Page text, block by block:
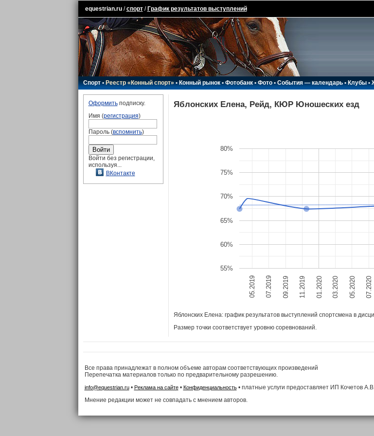
equestrian.ru/спорт/ График результатов выступлений
Спорт•Реестр «Конный спорт»•Конный рынок•Фотобанк •Фото•События — календарь•Клубы •
Оформитьподписку.
Имя (регистрация)
Пароль (вспомнить)
Войти без регистрации,
используя...
ВКонтакте
Яблонских Елена, Рейд, КЮР Юношеских езд
01.2020
05.2019 07.2019 09.2019 11.2019 03.2020 05.2020 07.2020
55%
60%
65%
70%
75%
80%
Яблонских Елена: график результатов выступлений спортсмена в
Размер точки соответствует уровню соревнований.
Все права принадлежат в полном объеме авторам соответствующих произведений
Перепечатка материалов только по предварительному разрешению.
info@equestrian.ru• Реклама на сайте• Конфиденциальность• платные услуги предоставляет ИП Кочетов
Мнение редакции может не совпадать с мнением авторов.